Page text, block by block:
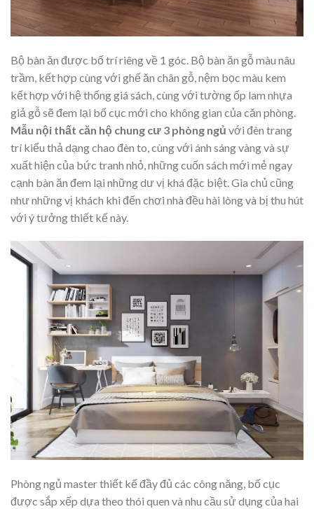
Bộ bàn ăn được bố trí riêng về 1 góc. Bộ bàn ăn gỗ màu nâu
trầm, kết hợp cùng với ghế ăn chân gỗ, nệm bọc màu kem
kết hợp với hệ thống giá sách, cùng với tường ốp lam nhựa
giả gỗ sẽ đem lại bố cục mới cho không gian của căn phòng.
Mẫu nội thất căn hộ chung cư 3 phòng ngủ với đèn trang
trí kiểu thả dạng chao đèn to, cùng với ánh sáng vàng và sự
xuất hiện của bức tranh nhỏ, những cuốn sách mới mẻ ngay
cạnh bàn ăn đem lại những dư vị khá đặc biệt. Gia chủ cũng
như những vị khách khi đến chơi nhà đều hài lòng và bị thu hút
với ý tưởng thiết kế này.
Phòng ngủ master thiết kế đầy đủ các công năng, bố cục
được sắp xếp dựa theo thói quen và nhu cầu sử dụng của hai